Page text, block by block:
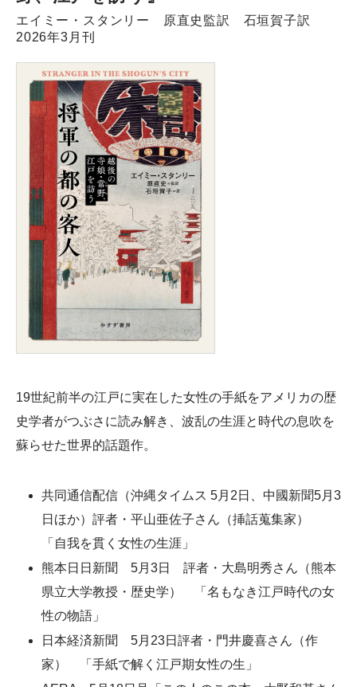
エイミー・スタンリー 原直史監訳 石垣賀子訳
2026年3月刊
19世紀前半の江戸に実在した女性の手紙をアメリカの歴
史学者がつぶさに読み解き、波乱の生涯と時代の息吹を
蘇らせた世界的話題作。
共同通信配信（沖縄タイムス 5月2日、中國新聞5月3
日ほか）評者・平山亜佐子さん（挿話蒐集家）
「自我を貫く女性の生涯」
熊本日日新聞 5月3日 評者・大島明秀さん（熊本
県立大学教授・歴史学） 「名もなき江戸時代の女
性の物語」
日本経済新聞 5月23日評者・門井慶喜さん（作
家） 「手紙で解く江戸期女性の生」